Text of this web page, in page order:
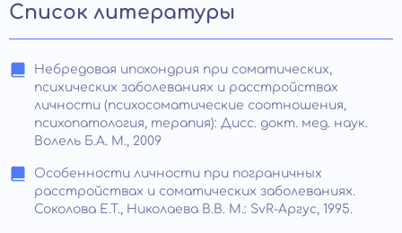
Список литературы
Небредовая ипохондрия при соматических,
психических заболеваниях и расстройствах
личности (психосоматические соотношения,
психопатология, терапия): Дисс. докт. мед. наук.
Волель Б.А. М., 2009
Особенности личности при пограничных
расстройствах и соматических заболеваниях.
Соколова Е.Т., Николаева В.В. М.: SvR-Аргус, 1995.